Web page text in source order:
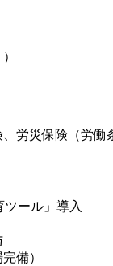
労災保険（労働
ツール」導入
備）